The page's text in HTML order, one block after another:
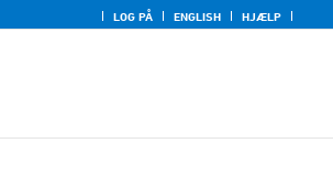
LOG PÅ ENGLISH HJÆLP